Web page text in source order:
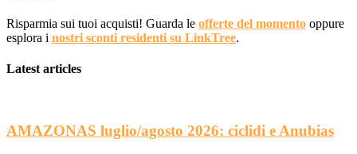
Risparmia sui tuoi acquisti! Guarda le offerte del momento oppure
esplora i nostri sconti residenti su LinkTree.
Latest articles
AMAZONAS luglio/agosto 2026: ciclidi e Anubias